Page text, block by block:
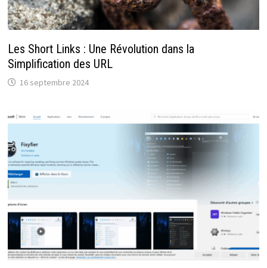
Les Short Links : Une Révolution dans la
Simplification des URL
16 septembre 2024